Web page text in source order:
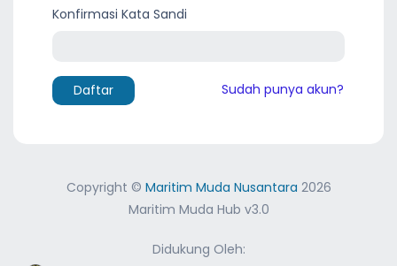
Konfirmasi Kata Sandi
Daftar Sudah punya akun?
Copyright © Maritim Muda Nusantara 2026
Maritim Muda Hub v3.0
Didukung Oleh: